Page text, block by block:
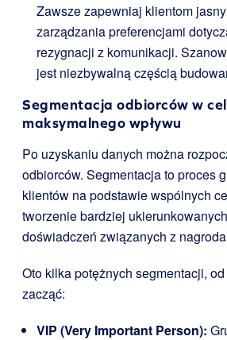
Zawsze zapewniaj klientom
zarządzania preferencjami
rezygnacji z komunikacji.
jest niezbywalną częścią
Segmentacja odbiorców w
maksymalnego wpływu
Po uzyskaniu danych można
odbiorców. Segmentacja to proces
klientów na podstawie wspólnych
tworzenie bardziej
doświadczeń związanych z
Oto kilka potężnych segmentacji,
zacząć:
VIP (Very Important Person):